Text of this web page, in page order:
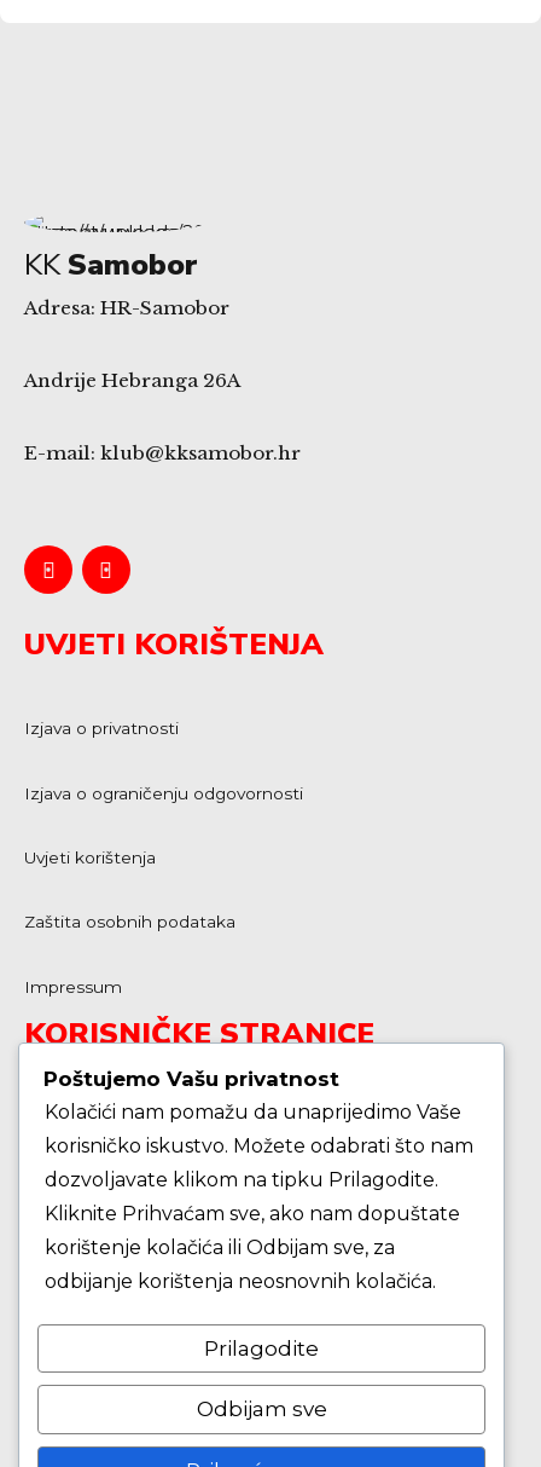
KKSamobor
Adresa: HR-Samobor
Andrije Hebranga 26A
E-mail: klub@kksamobor.hr
UVJETI KORIŠTENJA
Izjava o privatnosti
Izjava o ograničenju odgovornosti
Uvjeti korištenja
Zaštita osobnih podataka
Impressum
KORISNIČKE STRANICE
Škola košarke
Zašto je dobro upisati dijete na košarku?
Pravila i igralište
Seniori
Poštujemo Vašu privatnost
Kolačići nam pomažu da unaprijedimo Vaše
korisničko iskustvo. Možete odabrati što nam
dozvoljavate klikom na tipku Prilagodite.
Kliknite Prihvaćam sve, ako nam dopuštate
korištenje kolačića ili Odbijam sve, za
odbijanje korištenja neosnovnih kolačića.
Prilagodite
Odbijam sve